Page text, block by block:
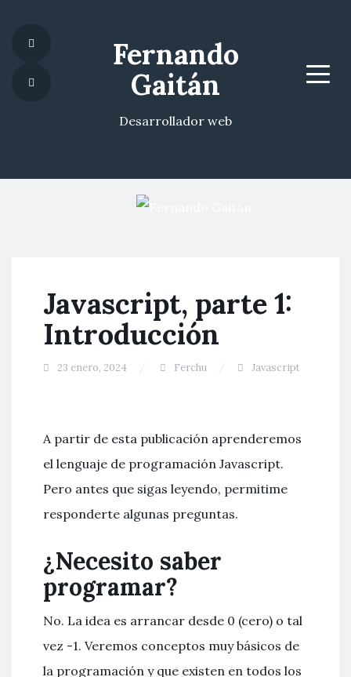
Fernando
Gaitán
Desarrollador web
Menu
Javascript, parte 1:
Introducción
23 enero, 2024 Ferchu Javascript
A partir de esta publicación aprenderemos
el lenguaje de programación Javascript.
Pero antes que sigas leyendo, permitime
responderte algunas preguntas.
¿Necesito saber
programar?
No. La idea es arrancar desde 0 (cero) o tal
vez -1. Veremos conceptos muy básicos de
la programación y que existen en todos los